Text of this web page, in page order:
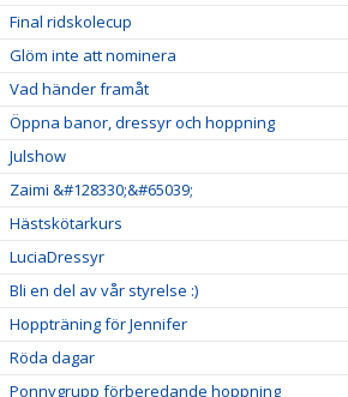
Final ridskolecup
Glöm inte att nominera
Vad händer framåt
Öppna banor, dressyr och hoppning
Julshow
Zaimi &#128330;&#65039;
Hästskötarkurs
LuciaDressyr
Bli en del av vår styrelse :)
Hoppträning för Jennifer
Röda dagar
Ponnygrupp förberedande hoppning